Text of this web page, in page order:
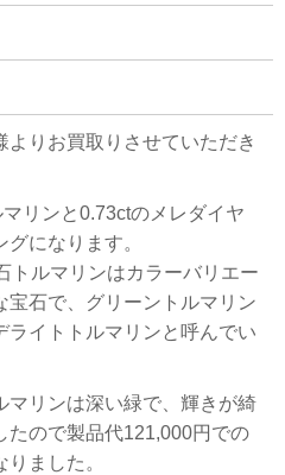
よりお買取りさせていただき
リンと0.73ctのメレダイヤ
になります。
トルマリンはカラーバリエー
宝石で、グリーントルマリン
ライトトルマリンと呼んでい
マリンは深い緑で、輝きが綺
たので製品代121,000円での
ました。